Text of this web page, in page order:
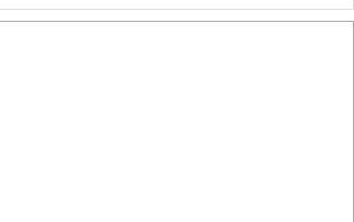
て精力的に活動中。広範な知識をもとに市民法務から